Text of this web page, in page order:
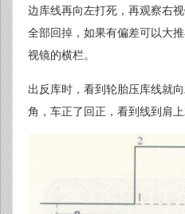
边库线再向左打死，再观察右
全部回掉，如果有偏差可以大
视镜的横栏。
出反库时，看到轮胎压库线就
角，车正了回正，看到线到肩上